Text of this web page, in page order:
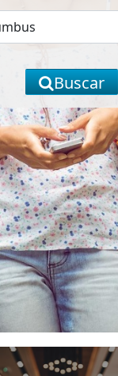
Buscar